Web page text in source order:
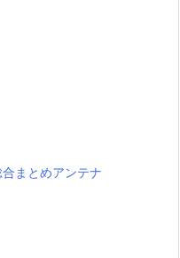
まとめアンテナ